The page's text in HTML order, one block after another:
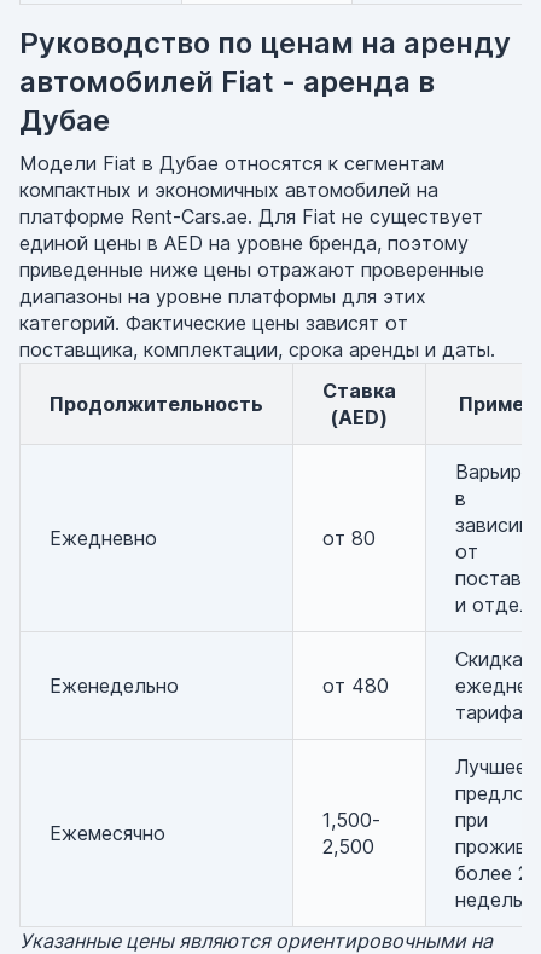
Руководство по ценам на аренду
автомобилей Fiat - аренда в
Дубае
Модели Fiat в Дубае относятся к сегментам
компактных и экономичных автомобилей на
платформе Rent-Cars.ae. Для Fiat не существует
единой цены в AED на уровне бренда, поэтому
приведенные ниже цены отражают проверенные
диапазоны на уровне платформы для этих
категорий. Фактические цены зависят от
поставщика, комплектации, срока аренды и даты.
Продолжительность
Ставка
(AED)
Ежедневно от 80
в
от
и
Еженедельно от 480
Скидка
тарифа
Ежемесячно
1,500-
2,500
Лучшее
при
более 2
недель
Указанные цены являются ориентировочными на